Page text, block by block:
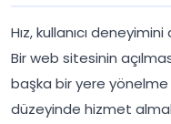
Hız, kullanıcı
Bir web sitesinin
başka bir yere yönelme
düzeyinde hizmet